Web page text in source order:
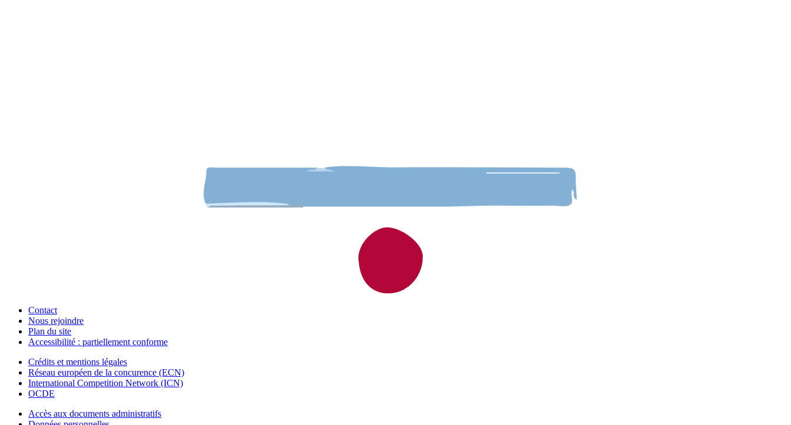
Contact
Nous rejoindre
Plan du site
Accessibilité : partiellement conforme
Crédits et mentions légales
Réseau européen de la concurence (ECN)
International Competition Network (ICN)
OCDE
Accès aux documents administratifs